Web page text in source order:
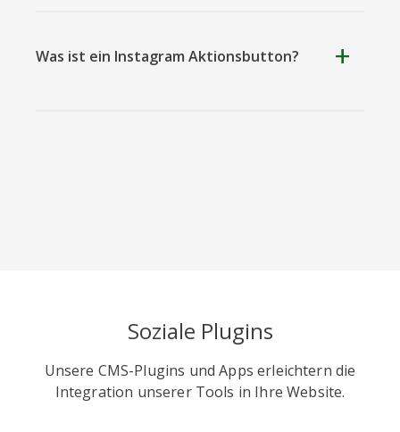
Was ist ein Instagram Aktionsbutton?
Soziale Plugins
Unsere CMS-Plugins und Apps erleichtern die
Integration unserer Tools in Ihre Website.